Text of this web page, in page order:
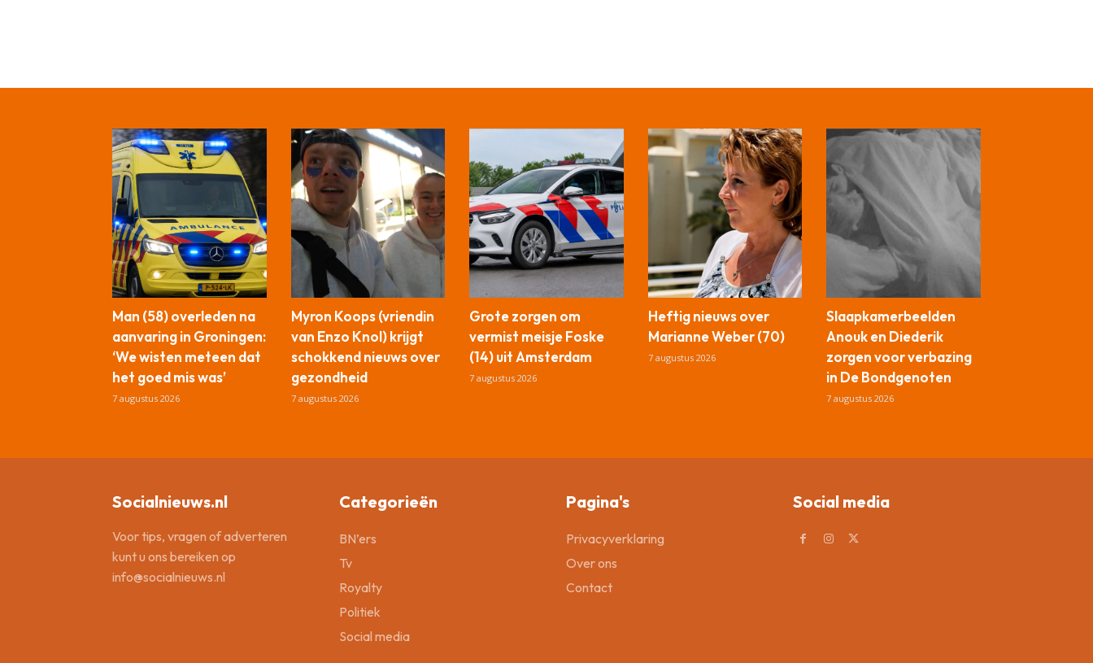
Man (58) overleden na
aanvaring in Groningen:
‘We wisten meteen dat
het goed mis was’
7 augustus 2026
Myron Koops (vriendin
van Enzo Knol) krijgt
schokkend nieuws over
gezondheid
7 augustus 2026
Grote zorgen om
vermist meisje Foske
(14) uit Amsterdam
7 augustus 2026
Heftig nieuws over
Marianne Weber (70)
7 augustus 2026
Slaapkamerbeelden
Anouk en Diederik
zorgen voor verbazing
in De Bondgenoten
7 augustus 2026
Socialnieuws.nl
Voor tips, vragen of adverteren
kunt u ons bereiken op
info@socialnieuws.nl
Categorieën
BN’ers
Tv
Royalty
Politiek
Social media
Pagina's
Privacyverklaring
Over ons
Contact
Social media